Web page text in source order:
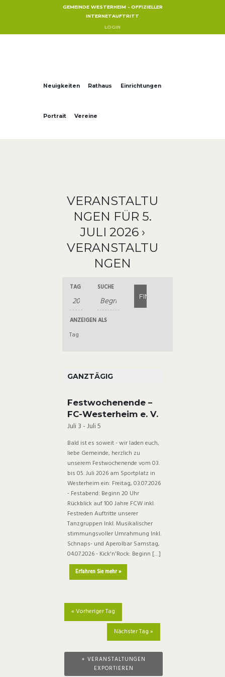
GEMEINDE WESTERHEIM - OFFIZIELLER
INTERNETAUFTRITT
LOGIN
Neuigkeiten Rathaus Einrichtungen
Portrait Vereine
VERANSTALTU
NGEN FÜR 5.
JULI 2026 ›
VERANSTALTU
NGEN
a
u
n
g
e
n
S
u
c
h
e
u
n
A
n
i
V
R
A
T
L
T
U
N
G
E
N
S
U
C
H
E
TAG SUCHE
R
A
S
A
L
T
U
N
G
A
N
S
C
E
N
N
ANZEIGEN ALS
GANZTÄGIG
Festwochenende –
FC-Westerheim e. V.
Juli 3-Juli 5
Bald ist es soweit - wir laden euch,
liebe Gemeinde, herzlich zu
unserem Festwochenende vom 03.
bis 05. Juli 2026 am Sportplatz in
Westerheim ein: Freitag, 03.07.2026
- Festabend: Beginn 20 Uhr
Rückblick auf 100 Jahre FCW inkl.
Festreden Auftritte unserer
Tanzgruppen Inkl. Musikalischer
stimmungsvoller Umrahmung Inkl.
Schnaps- und Aperolbar Samstag,
04.07.2026 - Kick'n'Rock: Beginn […]
Erfahren Sie mehr »
« Vorheriger Tag
Nächster Tag»
+ VERANSTALTUNGEN
EXPORTIEREN